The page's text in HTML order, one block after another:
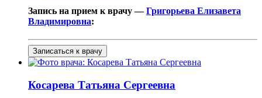
Запись на прием к врачу —Григорьева Елизавета
Владимировна:
Записаться к врачу
Косарева Татьяна Сергеевна